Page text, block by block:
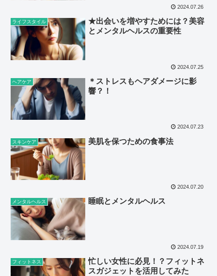
2024.07.26
ライフスタイル
★出会いを増やすためには？美容
とメンタルヘルスの重要性
2024.07.25
ヘアケア
＊ストレスもヘアダメージに影
響？！
2024.07.23
スキンケア 美肌を保つための食事法
2024.07.20
メンタルヘルス 睡眠とメンタルヘルス
2024.07.19
フィットネス
忙しい女性に必見！？フィットネ
スガジェットを活用してみた